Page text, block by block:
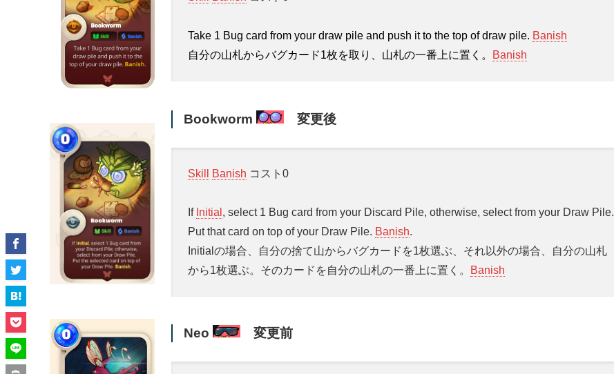
Take 1 Bug card from your draw pile and push it to the top of draw pile. Banish
自分の山札からバグカード1枚を取り、山札の一番上に置く。
Banish
Bookworm 変更後
Skill Banish コスト0
If Initial , select 1 Bug card from your Discard Pile, otherwise, select from your Draw Pile.
Put that card on top of your Draw Pile. Banish.
Initialの場合、自分の捨て山からバグカードを1枚選ぶ、それ以外の場合、自分の山札
から1枚選ぶ。そのカードを自分の山札の一番上に置く。
Banish
Neo 変更前